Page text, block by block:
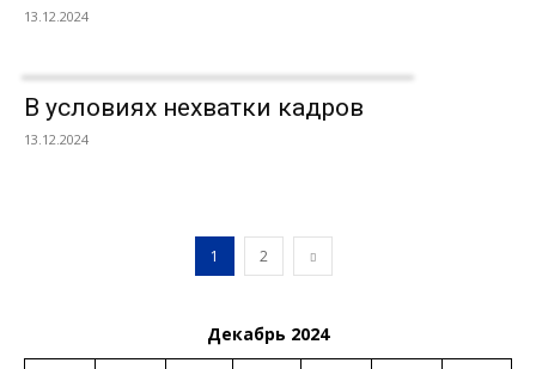
13.12.2024
В условиях нехватки кадров
13.12.2024
1 2
Декабрь 2024